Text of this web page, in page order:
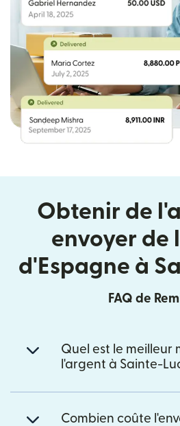
Obtenir de
envoyer de
d'Espagne à
FAQ de
Quel est le meilleur
l'argent à Sainte-
Combien coûte